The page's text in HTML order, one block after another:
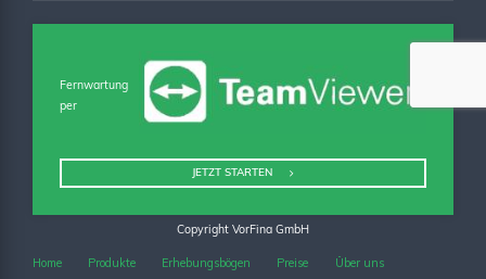
Fernwartung
per
JETZT STARTEN
Copyright VorFina GmbH
Home Produkte Erhebungsbögen Preise
Über uns